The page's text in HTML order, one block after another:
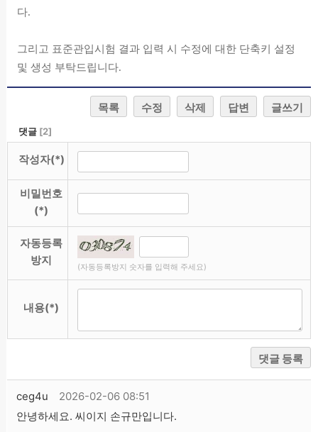
다.
그리고 표준관입시험 결과 입력 시 수정에 대한 단축키 설정
및 생성 부탁드립니다.
목록 수정 삭제 답변 글쓰기
댓글 [2]
작성자(*)
비밀번호
(*)
자동등록
방지
(자동등록방지 숫자를 입력해 주세요)
내용(*)
댓글 등록
ceg4u
2026-02-06 08:51
안녕하세요. 씨이지 손규만입니다.